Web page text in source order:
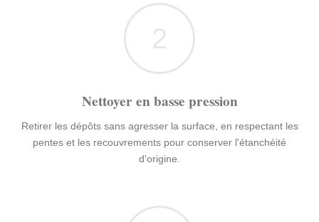
2
Nettoyer en basse pression
Retirer les dépôts sans agresser la surface, en respectant les
pentes et les recouvrements pour conserver l'étanchéité
d'origine.